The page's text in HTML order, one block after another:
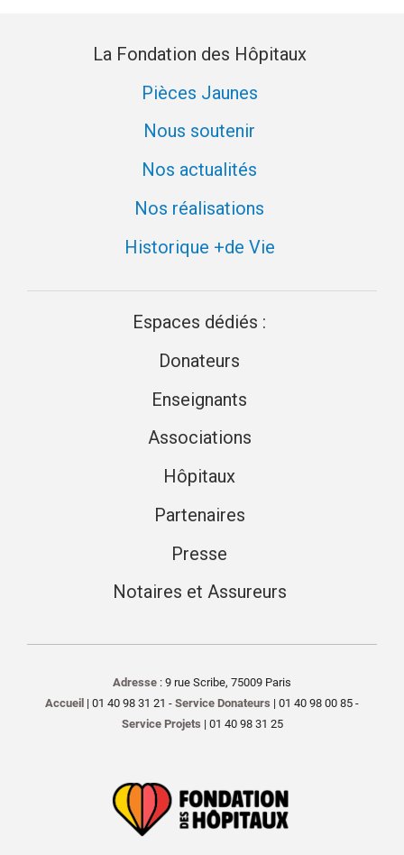
La Fondation des Hôpitaux
Pièces Jaunes
Nous soutenir
Nos actualités
Nos réalisations
Historique +de Vie
Espaces dédiés :
Donateurs
Enseignants
Associations
Hôpitaux
Partenaires
Presse
Notaires et Assureurs
Adresse : 9 rue Scribe, 75009 Paris
Accueil | 01 40 98 31 21 - Service Donateurs | 01 40 98 00 85 -
Service Projets | 01 40 98 31 25